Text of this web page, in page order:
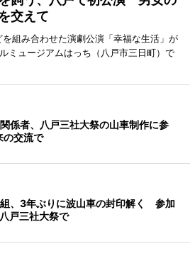
交えて
組み合わせた演劇公演「幸福な生活」が
ミュージアムはっち（八戸市三日町）で
係者、八戸三社大祭の山車制作に参
交流で
、3年ぶりに波山車の封印解く 参加
戸三社大祭で